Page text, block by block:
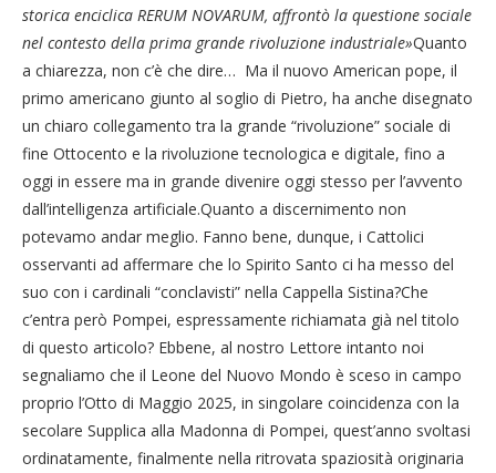
storica enciclica RERUM NOVARUM, affrontò la questione sociale
nel contesto della prima grande rivoluzione industriale»Quanto
a chiarezza, non c’è che dire… Ma il nuovo American pope, il
primo americano giunto al soglio di Pietro, ha anche disegnato
un chiaro collegamento tra la grande “rivoluzione” sociale di
fine Ottocento e la rivoluzione tecnologica e digitale, fino a
oggi in essere ma in grande divenire oggi stesso per l’avvento
dall’intelligenza artificiale.Quanto a discernimento non
potevamo andar meglio. Fanno bene, dunque, i Cattolici
osservanti ad affermare che lo Spirito Santo ci ha messo del
suo con i cardinali “conclavisti” nella Cappella Sistina?Che
c’entra però Pompei, espressamente richiamata già nel titolo
di questo articolo? Ebbene, al nostro Lettore intanto noi
segnaliamo che il Leone del Nuovo Mondo è sceso in campo
proprio l’Otto di Maggio 2025, in singolare coincidenza con la
secolare Supplica alla Madonna di Pompei, quest’anno svoltasi
ordinatamente, finalmente nella ritrovata spaziosità originaria